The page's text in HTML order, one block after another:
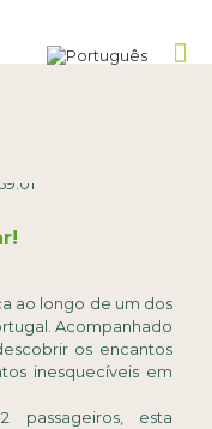
ao longo de um dos
Acompanhado
os encantos
inesquecíveis em
passageiros, esta